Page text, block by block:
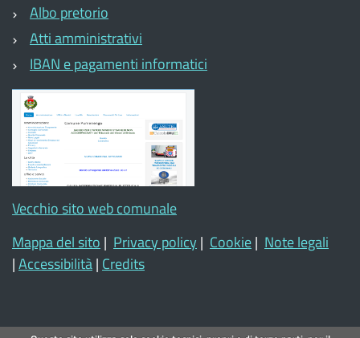
Albo pretorio
Atti amministrativi
IBAN e pagamenti informatici
Vecchio sito web comunale
Mappa del sito | Privacy policy | Cookie| Note legali
|Accessibilità| Credits